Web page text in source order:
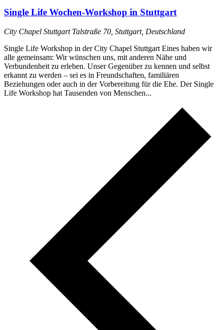
Single Life Wochen-Workshop in Stuttgart
City Chapel Stuttgart Talstraße 70, Stuttgart, Deutschland
Single Life Workshop in der City Chapel Stuttgart Eines haben wir
alle gemeinsam: Wir wünschen uns, mit anderen Nähe und
Verbundenheit zu erleben. Unser Gegenüber zu kennen und selbst
erkannt zu werden – sei es in Freundschaften, familiären
Beziehungen oder auch in der Vorbereitung für die Ehe. Der Single
Life Workshop hat Tausenden von Menschen...